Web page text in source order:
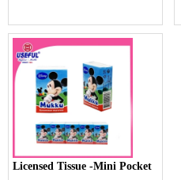
Licensed Tissue -Mini Pocket